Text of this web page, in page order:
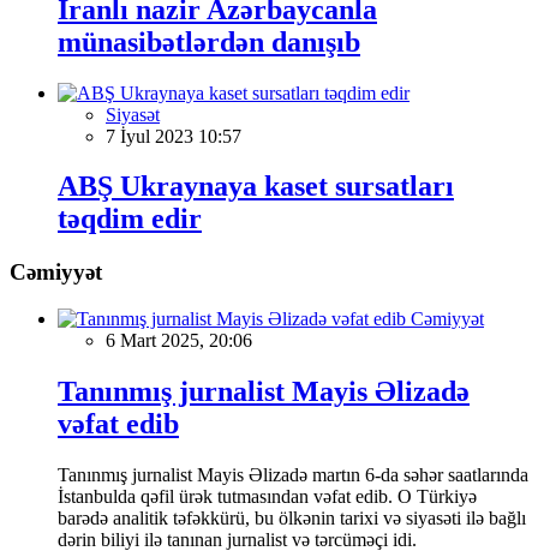
İranlı nazir Azərbaycanla
münasibətlərdən danışıb
Siyasət
7 İyul 2023 10:57
ABŞ Ukraynaya kaset sursatları
təqdim edir
Cəmiyyət
Cəmiyyət
6 Mart 2025, 20:06
Tanınmış jurnalist Mayis Əlizadə
vəfat edib
Tanınmış jurnalist Mayis Əlizadə martın 6-da səhər saatlarında
İstanbulda qəfil ürək tutmasından vəfat edib. O Türkiyə
barədə analitik təfəkkürü, bu ölkənin tarixi və siyasəti ilə bağlı
dərin biliyi ilə tanınan jurnalist və tərcüməçi idi.